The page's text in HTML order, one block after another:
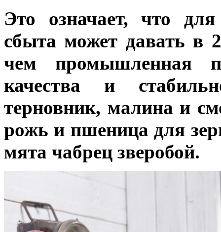
Это означает, что
сбыта может давать в
чем промышленная
качества и
терновник, малина и
рожь и пшеница для
мята чабрец зверобой.